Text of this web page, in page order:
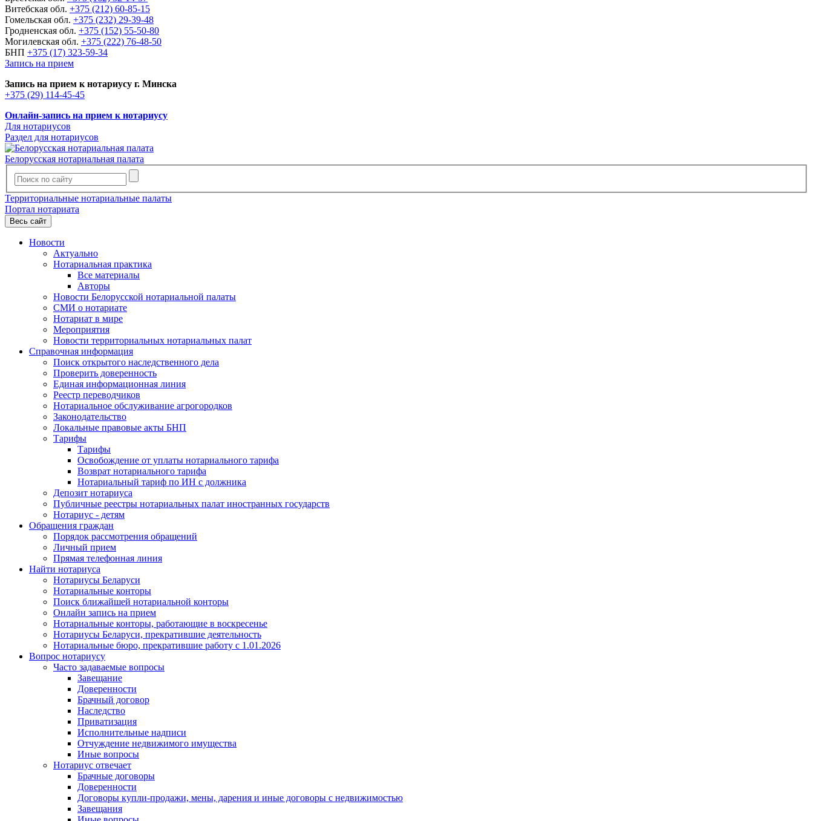
Витебская обл. +375 (212) 60-85-15
Гомельская обл. +375 (232) 29-39-48
Гродненская обл. +375 (152) 55-50-80
Могилевская обл. +375 (222) 76-48-50
БНП +375 (17) 323-59-34
Запись на прием
Запись на прием к нотариусу г. Минска
+375 (29) 114-45-45
Онлайн-запись на прием к нотариусу
Для нотариусов
Раздел для нотариусов
Белорусская нотариальная палата
Территориальные нотариальные палаты
Портал нотариата
Весь сайт
Новости
Актуально
Нотариальная практика
Все материалы
Авторы
Новости Белорусской нотариальной палаты
СМИ о нотариате
Нотариат в мире
Мероприятия
Новости территориальных нотариальных палат
Справочная информация
Поиск открытого наследственного дела
Проверить доверенность
Единая информационная линия
Реестр переводчиков
Нотариальное обслуживание агрогородков
Законодательство
Локальные правовые акты БНП
Тарифы
Тарифы
Освобождение от уплаты нотариального тарифа
Возврат нотариального тарифа
Нотариальный тариф по ИН с должника
Депозит нотариуса
Публичные реестры нотариальных палат иностранных государств
Нотариус - детям
Обращения граждан
Порядок рассмотрения обращений
Личный прием
Прямая телефонная линия
Найти нотариуса
Нотариусы Беларуси
Нотариальные конторы
Поиск ближайшей нотариальной конторы
Онлайн запись на прием
Нотариальные конторы, работающие в воскресенье
Нотариусы Беларуси, прекратившие деятельность
Нотариальные бюро, прекратившие работу с 1.01.2026
Вопрос нотариусу
Часто задаваемые вопросы
Завещание
Доверенности
Брачный договор
Наследство
Приватизация
Исполнительные надписи
Отчуждение недвижимого имущества
Иные вопросы
Нотариус отвечает
Брачные договоры
Доверенности
Договоры купли-продажи, мены, дарения и иные договоры с недвижимостью
Завещания